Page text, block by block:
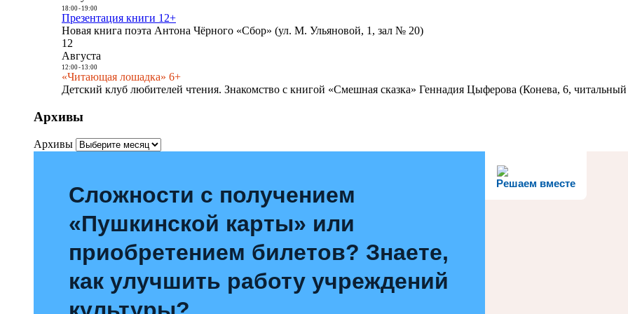
18:00- 19:00
Презентация книги 12+
Новая книга поэта Антона Чёрного «Сбор» (ул. М. Ульяновой, 1, зал № 20)
12
Августа
12:00- 13:00
«Читающая лошадка» 6+
Детский клуб любителей чтения. Знакомство с книгой «Смешная сказка» Геннадия Цыферова (Конева, 6, читальный
Архивы
Архивы
Решаем вместе
Сложности с получением
«Пушкинской карты» или
приобретением билетов? Знаете,
как улучшить работу учреждений